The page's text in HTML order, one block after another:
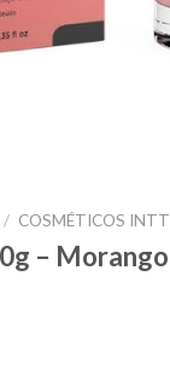
/ COSMÉTICOS INTT
– Morango